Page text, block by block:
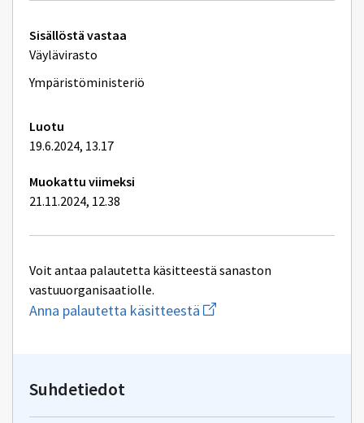
Tekniset
lisätiedot
Sisällöstä vastaa
Väylävirasto
Ympäristöministeriö
Luotu
19.6.2024, 13.17
Muokattu viimeksi
21.11.2024, 12.38
Voit antaa palautetta käsitteestä sanaston
vastuuorganisaatiolle.
Anna palautetta käsitteestä Aloita
uuden
Suhdetiedot